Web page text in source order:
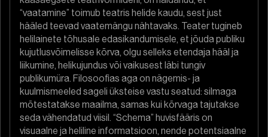
“vaatamine” toimub teatris helide kaudu, sest just
hääled teevad vaatemängu nähtavaks. Teater tugineb
helilainete tõhusale edasikandumisele, et jõuda publiku
kujutlusvõimelisse kõrva, olgu selleks etendaja hääl ja
liikumine, helikujundus või vaikusest läbi tungiv
publikumüra. Filosoofias aga on nägemis- ja
kuulmismeeled sageli üksteise vastu seatud: silmaga
mõtestatakse maailma, samas kui kõrvaga tajutakse
seda vähendatud viisil. “Schema” huvisfääris on
visuaalne ja heliline informatsioon, nende potentsiaalne